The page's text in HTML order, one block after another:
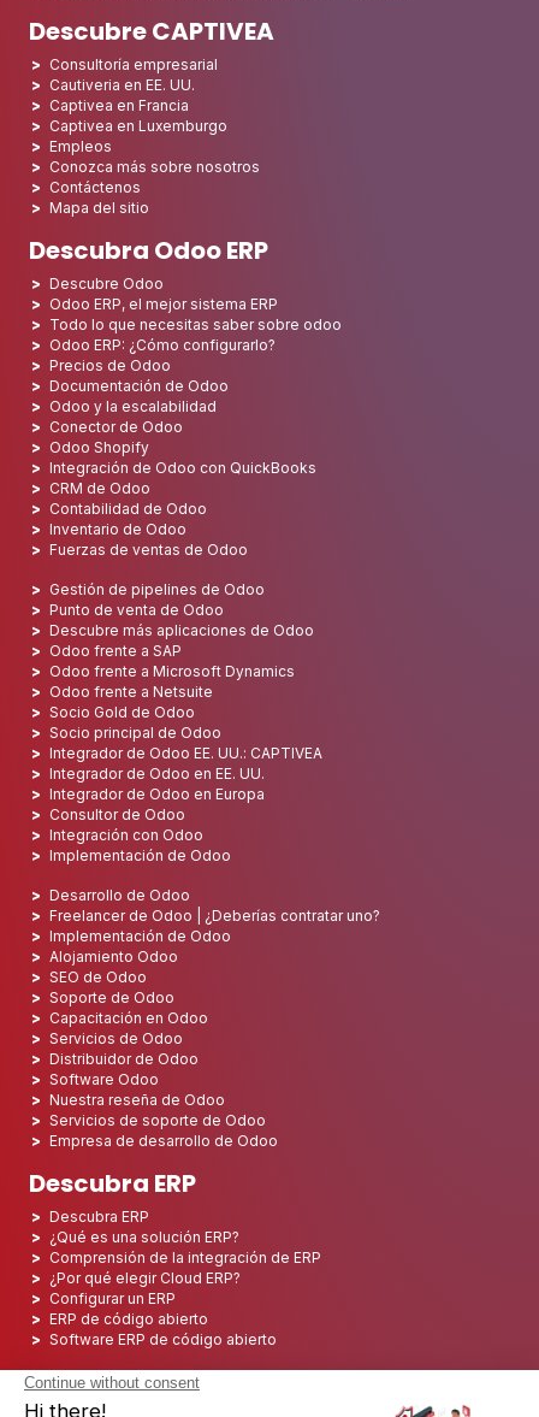
Descubre CAPTIVEA
Consultoría empresarial
Cautiveria en EE. UU.
Captivea en Francia
Captivea en Luxemburgo
Empleos
Conozca más sobre nosotros
Contáctenos
Mapa del sitio
Descubra Odoo ERP
Descubre Odoo
Odoo ERP, el mejor sistema ERP
Todo lo que necesitas saber sobre odoo
Odoo ERP: ¿Cómo configurarlo?
Precios de Odoo
Documentación de Odoo
Odoo y la escalabilidad
Conector de Odoo
Odoo Shopify
Integración de Odoo con QuickBooks
CRM de Odoo
Contabilidad de Odoo
Inventario de Odoo
Fuerzas de ventas de Odoo
Gestión de pipelines de Odoo
Punto de venta de Odoo
Descubre más aplicaciones de Odoo
Odoo frente a SAP
Odoo frente a Microsoft Dynamics
Odoo frente a Netsuite
Socio Gold de Odoo
Socio principal de Odoo
Integrador de Odoo EE. UU.: CAPTIVEA
Integrador de Odoo en EE. UU.
Integrador de Odoo en Europa
Consultor de Odoo
Integración con Odoo
Implementación de Odoo
Desarrollo de Odoo
Freelancer de Odoo | ¿Deberías contratar uno?
Implementación de Odoo
Alojamiento Odoo
SEO de Odoo
Soporte de Odoo
Capacitación en Odoo
Servicios de Odoo
Distribuidor de Odoo
Software Odoo
Nuestra reseña de Odoo
Servicios de soporte de Odoo
Empresa de desarrollo de Odoo
Descubra ERP
Descubra ERP
¿Qué es una solución ERP?
Comprensión de la integración de ERP
¿Por qué elegir Cloud ERP?
Configurar un ERP
ERP de código abierto
Software ERP de código abierto
Los 5 mejores ERP de código abierto
Implementación de ERP